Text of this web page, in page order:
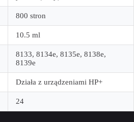
800 stron
10.5 ml
8133, 8134e, 8135e, 8138e,
8139e
Działa z urządzeniami HP+
24